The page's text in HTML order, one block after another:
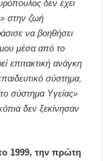
δεν έχει
στην ζωή
να βοηθήσει
μέσα από το
επιτακτική ανάγκη
σύστημα,
σύστημα Υγείας»
δεν ξεκίνησαν
1999, την πρώτη